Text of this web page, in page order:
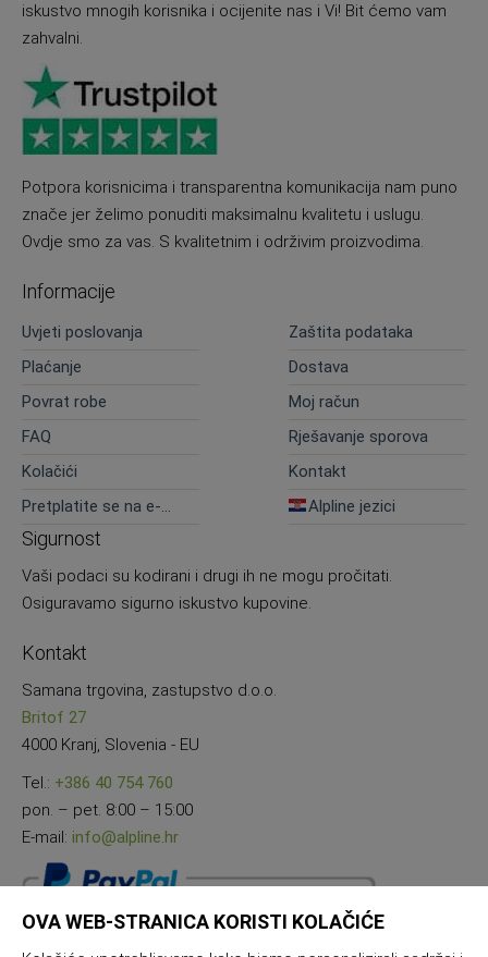
iskustvo mnogih korisnika i ocijenite nas i Vi! Bit ćemo vam
zahvalni.
Potpora korisnicima i transparentna komunikacija nam puno
znače jer želimo ponuditi maksimalnu kvalitetu i uslugu.
Ovdje smo za vas. S kvalitetnim i održivim proizvodima.
Informacije
Uvjeti poslovanja
Zaštita podataka
Plaćanje
Dostava
Povrat robe
Moj račun
FAQ
Rješavanje sporova
Kolačići
Kontakt
Pretplatite se na e-
Alpline jezici
Sigurnost
Vaši podaci su kodirani i drugi ih ne mogu pročitati.
Osiguravamo sigurno iskustvo kupovine.
Kontakt
Samana trgovina, zastupstvo d.o.o.
Britof 27
4000 Kranj, Slovenia - EU
Tel.: +386 40 754 760
pon. – pet. 8:00 – 15:00
E-mail: info@alpline.hr
OVA WEB-STRANICA KORISTI KOLAČIĆE